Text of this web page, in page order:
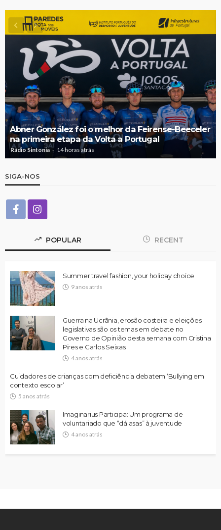
Abner González foi o melhor da Feirense-Beeceler
na primeira etapa da Volta a Portugal
Rádio Sintonia 14 horas atrás
SIGA-NOS
POPULAR RECENT
Summer travel fashion, your holiday choice
9 anos atrás
Guerra na Ucrânia, erosão costeira e eleições
legislativas são os temas em debate no
Governo de Opinião desta semana com Cristina
Pires e Carlos Seixas
4 anos atrás
Cuidadores de crianças com deficiência debatem ‘Bullying em
contexto escolar’
5 anos atrás
Imaginarius Participa: Um programa de
voluntariado que “dá asas” à juventude
4 anos atrás